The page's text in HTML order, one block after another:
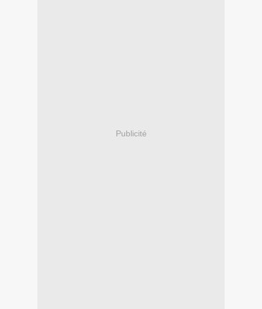
Publicité